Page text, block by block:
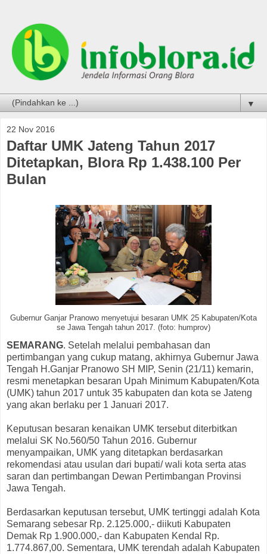
▼
22 Nov 2016
Daftar UMK Jateng Tahun 2017
Ditetapkan, Blora Rp 1.438.100 Per
Bulan
Gubernur Ganjar Pranowo menyetujui besaran UMK 25 Kabupaten/Kota
se Jawa Tengah tahun 2017. (foto: humprov)
SEMARANG. Setelah melalui pembahasan dan
pertimbangan yang cukup matang, akhirnya Gubernur Jawa
Tengah H.Ganjar Pranowo SH MIP, Senin (21/11) kemarin,
resmi menetapkan besaran Upah Minimum Kabupaten/Kota
(UMK) tahun 2017 untuk 35 kabupaten dan kota se Jateng
yang akan berlaku per 1 Januari 2017.
Keputusan besaran kenaikan UMK tersebut diterbitkan
melalui SK No.560/50 Tahun 2016. Gubernur
menyampaikan, UMK yang ditetapkan berdasarkan
rekomendasi atau usulan dari bupati/ wali kota serta atas
saran dan pertimbangan Dewan Pertimbangan Provinsi
Jawa Tengah.
Berdasarkan keputusan tersebut, UMK tertinggi adalah Kota
Semarang sebesar Rp. 2.125.000,- diikuti Kabupaten
Demak Rp 1.900.000,- dan Kabupaten Kendal Rp.
1.774.867,00. Sementara, UMK terendah adalah Kabupaten